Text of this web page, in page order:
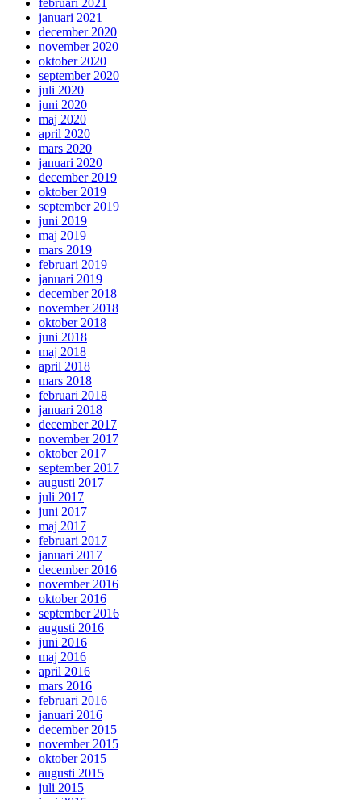
januari 2021
december 2020
november 2020
oktober 2020
september 2020
juli 2020
juni 2020
maj 2020
april 2020
mars 2020
januari 2020
december 2019
oktober 2019
september 2019
juni 2019
maj 2019
mars 2019
februari 2019
januari 2019
december 2018
november 2018
oktober 2018
juni 2018
maj 2018
april 2018
mars 2018
februari 2018
januari 2018
december 2017
november 2017
oktober 2017
september 2017
augusti 2017
juli 2017
juni 2017
maj 2017
februari 2017
januari 2017
december 2016
november 2016
oktober 2016
september 2016
augusti 2016
juni 2016
maj 2016
april 2016
mars 2016
februari 2016
januari 2016
december 2015
november 2015
oktober 2015
augusti 2015
juli 2015